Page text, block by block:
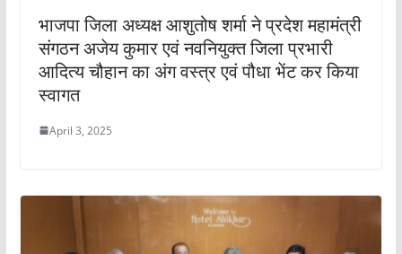
भाजपा जिला अध्यक्ष आशुतोष शर्मा ने प्रदेश महामंत्री
संगठन अजेय कुमार एवं नवनियुक्त जिला प्रभारी
आदित्य चौहान का अंग वस्त्र एवं पौधा भेंट कर किया
स्वागत
April 3, 2025